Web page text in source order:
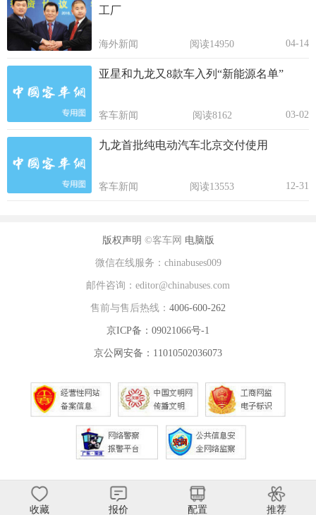
工厂
海外新闻 阅读14950 04-14
亚星和九龙又8款车入列“新能源名单”
客车新闻 阅读8162 03-02
九龙首批纯电动汽车北京交付使用
客车新闻 阅读13553 12-31
收藏 报价 配置 推荐
版权声明 ©客车网 电脑版
微信在线服务：chinabuses009
邮件咨询：editor@chinabuses.com
售前与售后热线： 4006-600-262
京ICP备：09021066号-1
京公网安备：11010502036073